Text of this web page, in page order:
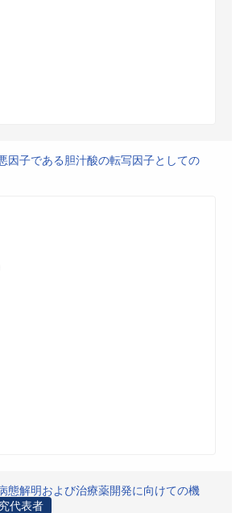
因子である胆汁酸の転写因子としての
態解明および治療薬開発に向けての機
代表者